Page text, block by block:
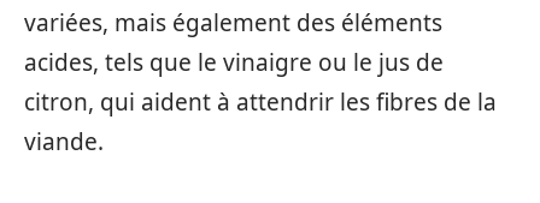
variées, mais également des éléments
acides, tels que le vinaigre ou le jus de
citron, qui aident à attendrir les fibres de la
viande.